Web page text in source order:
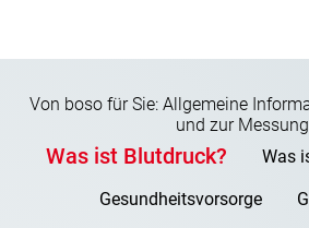
Von boso für Sie: Allgemeine
und zur
Was ist Blutdruck? Was
Gesundheitsvorsorge